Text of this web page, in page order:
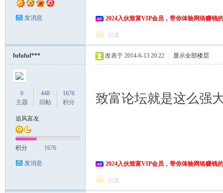
发消息 2024入伙致富VIP会员，带你体验网络赚钱
回复
fufufuf***
0
主题
448
回帖
1676
积分
追风富友
积分 1676
发消息
发表于 2014-6-13 20:22 显示全部楼层
致富论坛就是这么强
2024入伙致富VIP会员，带你体验网络赚钱
回复